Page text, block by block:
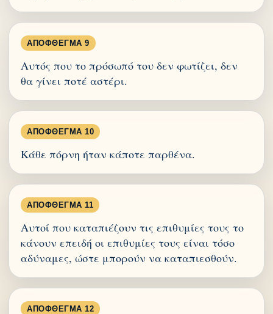
ΑΠΌΦΘΕΓΜΑ 9
Αυτός που το πρόσωπό του δεν φωτίζει, δεν
θα γίνει ποτέ αστέρι.
ΑΠΌΦΘΕΓΜΑ 10
Κάθε πόρνη ήταν κάποτε παρθένα.
ΑΠΌΦΘΕΓΜΑ 11
Αυτοί που καταπιέζουν τις επιθυμίες τους το
κάνουν επειδή οι επιθυμίες τους είναι τόσο
αδύναμες, ώστε μπορούν να καταπιεσθούν.
ΑΠΌΦΘΕΓΜΑ 12